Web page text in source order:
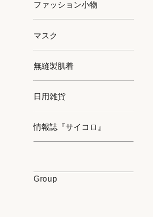
ファッション小物
マスク
無縫製肌着
日用雑貨
情報誌『サイコロ』
Group